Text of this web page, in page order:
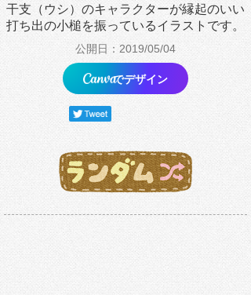
干支（ウシ）のキャラクターが縁起のいい
打ち出の小槌を振っているイラストです。
公開日：2019/05/04
でデザイン